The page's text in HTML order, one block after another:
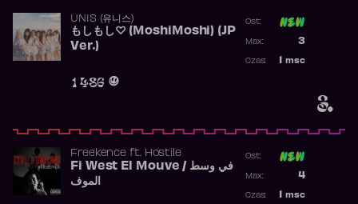
3.
UNIS (유니스)
もしもし♡ (MoshiMoshi) (JP
Ver.)
1 486
Ost:
3
Max:
msc
Czas:
Freekence ft. Hostile
Fi West El Mouve / في وسط
الموف
Ost:
4
Max:
msc
Czas: